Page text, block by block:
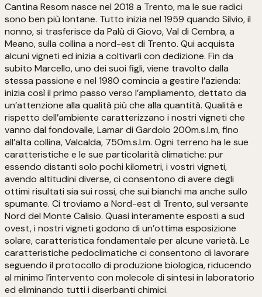
Cantina Resom nasce nel 2018 a Trento, ma le sue radici
sono ben più lontane. Tutto inizia nel 1959 quando Silvio, il
nonno, si trasferisce da Palù di Giovo, Val di Cembra, a
Meano, sulla collina a nord-est di Trento. Qui acquista
alcuni vigneti ed inizia a coltivarli con dedizione. Fin da
subito Marcello, uno dei suoi figli, viene travolto dalla
stessa passione e nel 1980 comincia a gestire l’azienda:
inizia così il primo passo verso l’ampliamento, dettato da
un’attenzione alla qualità più che alla quantità. Qualità e
rispetto dell’ambiente caratterizzano i nostri vigneti che
vanno dal fondovalle, Lamar di Gardolo 200m.s.l.m, fino
all’alta collina, Valcalda, 750m.s.l.m. Ogni terreno ha le sue
caratteristiche e le sue particolarità climatiche: pur
essendo distanti solo pochi kilometri, i vostri vigneti,
avendo altitudini diverse, ci consentono di avere degli
ottimi risultati sia sui rossi, che sui bianchi ma anche sullo
spumante. Ci troviamo a Nord-est di Trento, sul versante
Nord del Monte Calisio. Quasi interamente esposti a sud
ovest, i nostri vigneti godono di un’ottima esposizione
solare, caratteristica fondamentale per alcune varietà. Le
caratteristiche pedoclimatiche ci consentono di lavorare
seguendo il protocollo di produzione biologica, riducendo
al minimo l’intervento con molecole di sintesi in laboratorio
ed eliminando tutti i diserbanti chimici.